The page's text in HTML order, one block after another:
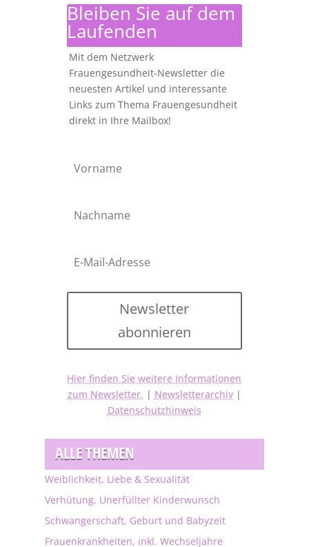
Bleiben Sie auf dem
Laufenden
Mit dem Netzwerk
Frauengesundheit-Newsletter die
neuesten Artikel und interessante
Links zum Thema Frauengesundheit
direkt in Ihre Mailbox!
Newsletter
abonnieren
Hier finden Sie weitere Informationen
zum Newsletter. | Newsletterarchiv|
Datenschutzhinweis
ALLE THEMEN
Weiblichkeit, Liebe & Sexualität
Verhütung, Unerfüllter Kinderwunsch
Schwangerschaft, Geburt und Babyzeit
Frauenkrankheiten, inkl. Wechseljahre